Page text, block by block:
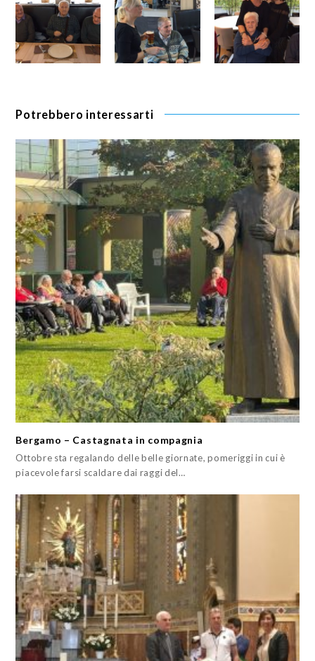
Potrebbero interessarti
Bergamo – Castagnata in compagnia
Ottobre sta regalando delle belle giornate, pomeriggi in cui è
piacevole farsi scaldare dai raggi del…